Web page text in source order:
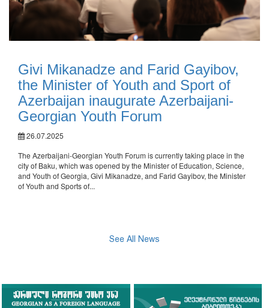
Givi Mikanadze and Farid Gayibov,
the Minister of Youth and Sport of
Azerbaijan inaugurate Azerbaijani-
Georgian Youth Forum
26.07.2025
The Azerbaijani-Georgian Youth Forum is currently taking place in the
city of Baku, which was opened by the Minister of Education, Science,
and Youth of Georgia, Givi Mikanadze, and Farid Gayibov, the Minister
of Youth and Sports of...
See All News